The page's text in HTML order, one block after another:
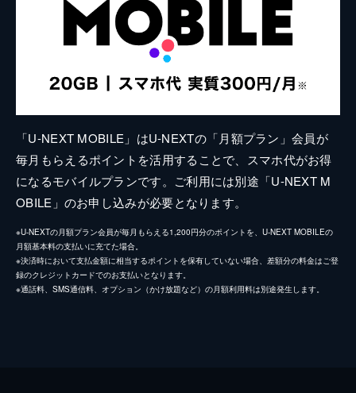
「U-NEXT MOBILE」はU-NEXTの「月額プラン」会員が
毎月もらえるポイントを活用することで、スマホ代がお得
になるモバイルプランです。ご利用には別途「U-NEXT M
OBILE」のお申し込みが必要となります。
※U-NEXTの月額プラン会員が毎月もらえる1,200円分のポイントを、U-NEXT MOBILEの
月額基本料の支払いに充てた場合。
※決済時において支払金額に相当するポイントを保有していない場合、差額分の料金はご登
録のクレジットカードでのお支払いとなります。
※通話料、SMS通信料、オプション（かけ放題など）の月額利用料は別途発生します。